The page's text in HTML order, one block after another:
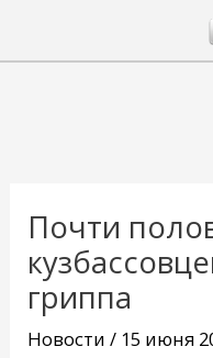
Почти
гриппа
Новости / 15 июня
записям